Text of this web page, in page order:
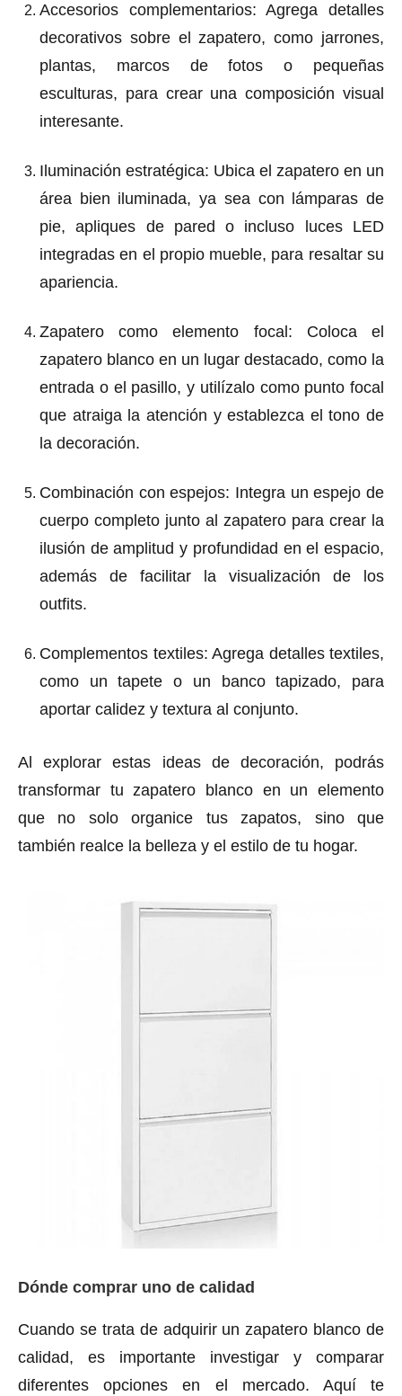
Accesorios complementarios: Agrega detalles
decorativos sobre el zapatero, como jarrones,
plantas, marcos de fotos o pequeñas
esculturas, para crear una composición visual
interesante.
Iluminación estratégica: Ubica el zapatero en un
área bien iluminada, ya sea con lámparas de
pie, apliques de pared o incluso luces LED
integradas en el propio mueble, para resaltar su
apariencia.
Zapatero como elemento focal : Coloca el
zapatero blanco en un lugar destacado, como la
entrada o el pasillo, y utilízalo como punto focal
que atraiga la atención y establezca el tono de
la decoración.
Combinación con espejos: Integra un espejo de
cuerpo completo junto al zapatero para crear la
ilusión de amplitud y profundidad en el espacio,
además de facilitar la visualización de los
outfits.
Complementos textiles: Agrega detalles textiles,
como un tapete o un banco tapizado, para
aportar calidez y textura al conjunto.
Al explorar estas ideas de decoración, podrás
transformar tu zapatero blanco en un elemento
que no solo organice tus zapatos, sino que
también realce la belleza y el estilo de tu hogar.
Dónde comprar uno de calidad
Cuando se trata de adquirir un zapatero blanco de
calidad, es importante investigar y comparar
diferentes opciones en el mercado. Aquí te